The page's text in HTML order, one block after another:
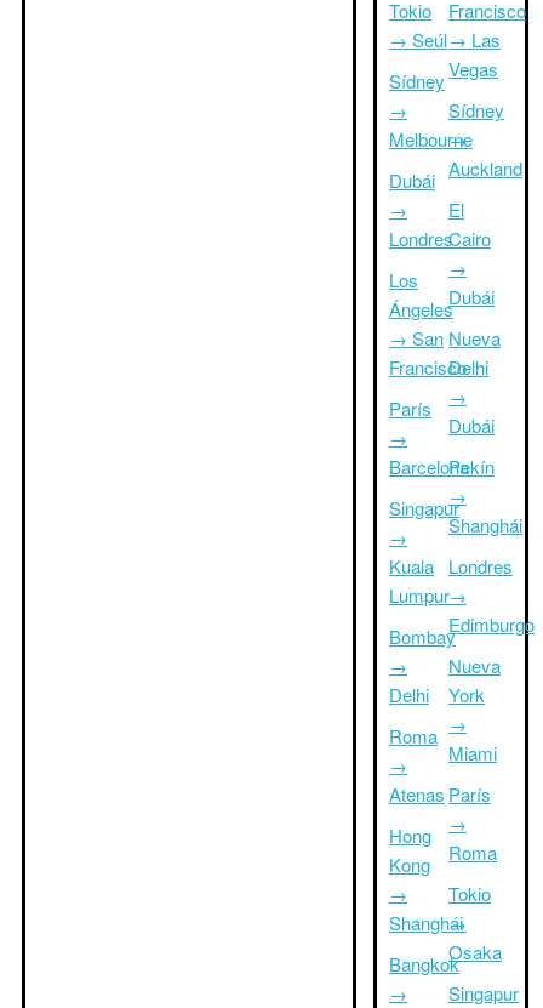
Tokio
→ Seúl
Sídney
→
Melbourne
Dubái
→
Londres
Los
Ángeles
→ San
Francisco
París
→
Barcelona
Singapur
→
Kuala
Lumpur
Bombay
→
Delhi
Roma
→
Atenas
Hong
Kong
→
Shanghái
Bangkok
→
Francisco
→ Las
Vegas
Sídney
→
Auckland
El
Cairo
→
Dubái
Nueva
Delhi
→
Dubái
Pekín
→
Shanghái
Londres
→
Edimburgo
Nueva
York
→
Miami
París
→
Roma
Tokio
→
Osaka
Singapur